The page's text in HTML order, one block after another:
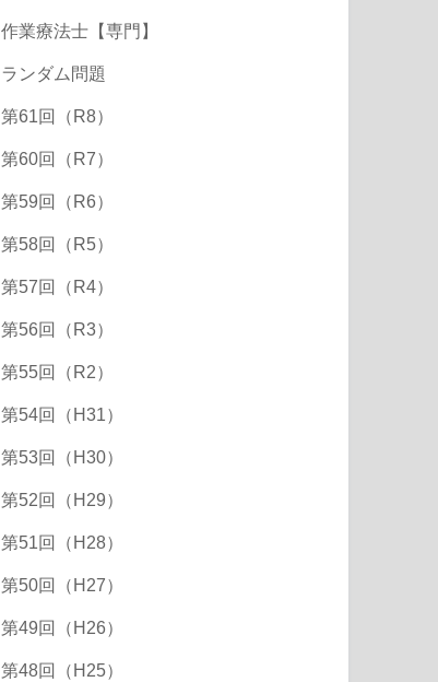
作業療法士【専門】
ランダム問題
第61回（R8）
第60回（R7）
第59回（R6）
第58回（R5）
第57回（R4）
第56回（R3）
第55回（R2）
第54回（H31）
第53回（H30）
第52回（H29）
第51回（H28）
第50回（H27）
第49回（H26）
第48回（H25）